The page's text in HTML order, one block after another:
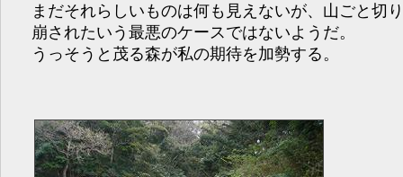
まだそれらしいものは何も見えないが、山ごと切
崩されたいう最悪のケースではないようだ。
うっそうと茂る森が私の期待を加勢する。